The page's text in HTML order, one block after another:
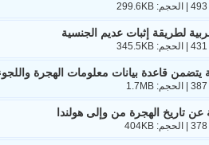
لطريقة إثبات عديم الجنسية
يتضمن قاعدة بيانات معلومات الهجرة واللجوء
عن تاريخ الهجرة من وإلى هولندا